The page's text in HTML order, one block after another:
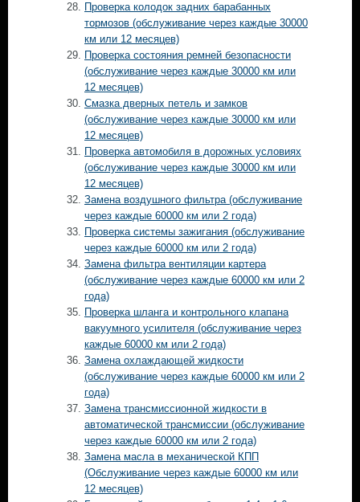
Проверка колодок задних барабанных
тормозов (обслуживание через каждые 30000
км или 12 месяцев)
Проверка состояния ремней безопасности
(обслуживание через каждые 30000 км или
12 месяцев)
Смазка дверных петель и замков
(обслуживание через каждые 30000 км или
12 месяцев)
Проверка автомобиля в дорожных условиях
(обслуживание через каждые 30000 км или
12 месяцев)
Замена воздушного фильтра (обслуживание
через каждые 60000 км или 2 года)
Проверка системы зажигания (обслуживание
через каждые 60000 км или 2 года)
Замена фильтра вентиляции картера
(обслуживание через каждые 60000 км или 2
года)
Проверка шланга и контрольного клапана
вакуумного усилителя (обслуживание через
каждые 60000 км или 2 года)
Замена охлаждающей жидкости
(обслуживание через каждые 60000 км или 2
года)
Замена трансмиссионной жидкости в
автоматической трансмиссии (обслуживание
через каждые 60000 км или 2 года)
Замена масла в механической КПП
(Обслуживание через каждые 60000 км или
12 месяцев)